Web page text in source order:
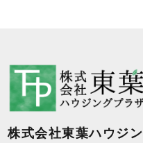
株式会社東葉ハウジ